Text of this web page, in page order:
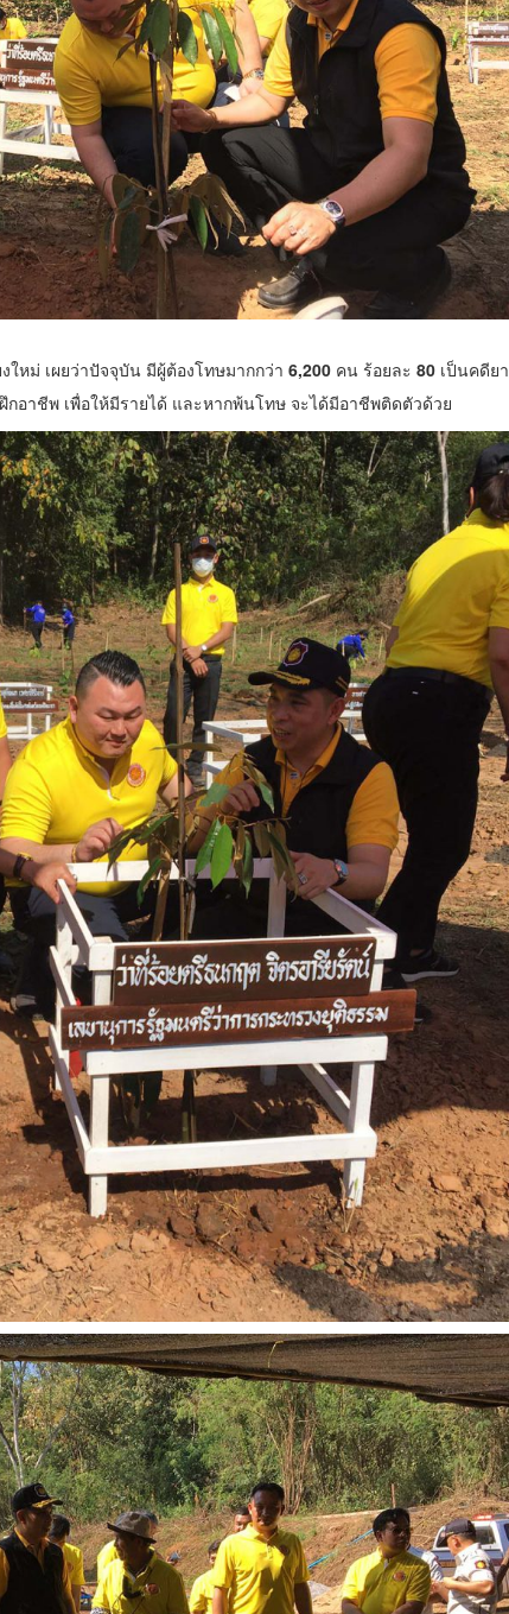
ใหม่ เผยว่าปัจจุบัน มีผู้ต้องโทษมากกว่า 6,200 คน ร้อยละ 80 เป็นคดียา
อาชีพ เพื่อให้มีรายได้ และหากพ้นโทษ จะได้มีอาชีพติดตัวด้วย